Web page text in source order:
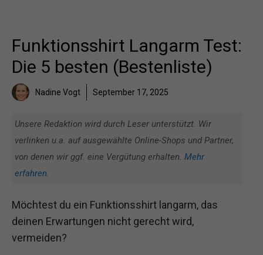
Funktionsshirt Langarm Test:
Die 5 besten (Bestenliste)
Nadine Vogt September 17, 2025
Unsere Redaktion wird durch Leser unterstützt. Wir
verlinken u.a. auf ausgewählte Online-Shops und Partner,
von denen wir ggf. eine Vergütung erhalten. Mehr
erfahren.
Möchtest du ein Funktionsshirt langarm, das
deinen Erwartungen nicht gerecht wird,
vermeiden?